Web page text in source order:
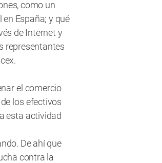
como un
España; y qué
de Internet y
representantes
el comercio
los efectivos
esta actividad
De ahí que
contra la